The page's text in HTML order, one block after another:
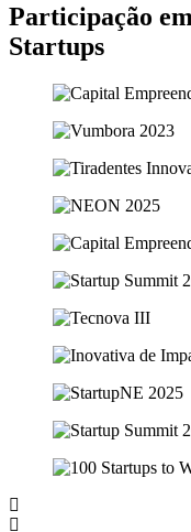
Participação
Startups